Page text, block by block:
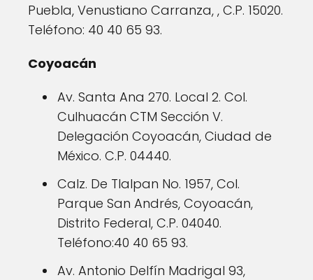
Puebla, Venustiano Carranza, , C.P. 15020.
Teléfono: 40 40 65 93.
Coyoacán
Av. Santa Ana 270. Local 2. Col.
Culhuacán CTM Sección V.
Delegación Coyoacán, Ciudad de
México. C.P. 04440.
Calz. De Tlalpan No. 1957, Col.
Parque San Andrés, Coyoacán,
Distrito Federal, C.P. 04040.
Teléfono:40 40 65 93.
Av. Antonio Delfín Madrigal 93,